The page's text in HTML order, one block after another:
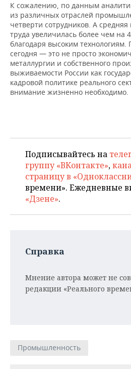
К сожалению, по данным
из различных отраслей
четверти сотрудников. А
труда увеличилась более чем на
благодаря высоким
сегодня — это не просто
металлургии и собственного
выживаемости России как
кадровой политике реального
внимание жизненно необходимо.
Подписывайтесь на
группу «ВКонтакте»,
страницу в
времени». Ежедневные
«Дзене».
Справка
Мнение автора может не
редакции «Реального
Промышленность